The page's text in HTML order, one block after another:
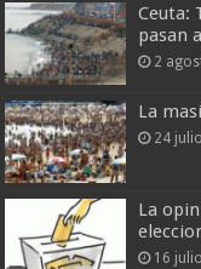
Ceuta:
pasan
2
La
24
La
16